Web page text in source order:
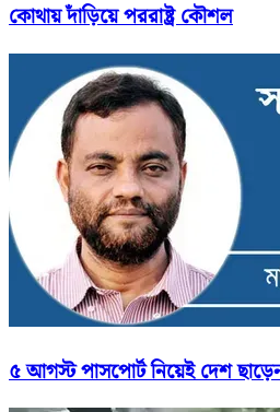
কোথায় দাঁড়িয়ে পররাষ্ট্র কৌশল
৫ আগস্ট পাসপোর্ট নিয়েই দেশ